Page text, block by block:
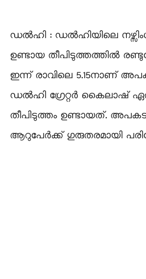
ഡൽഹി : ഡൽഹിയിലെ
ഉണ്ടായ തീപിടുത്തത്തിൽ
ഇന്ന് രാവിലെ 5.15നാണ്
ഡൽഹി ഗ്രേറ്റർ കൈലാഷ്
തീപിടുത്തം ഉണ്ടായത്.
ആറുപേർക്ക് ഗുരുതരമായി